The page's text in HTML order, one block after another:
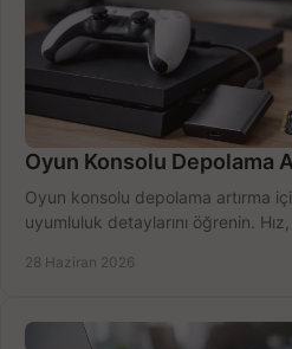
Oyun Konsolu Depolama
Oyun konsolu depolama artırma
uyumluluk detaylarını öğrenin.
28 Haziran 2026